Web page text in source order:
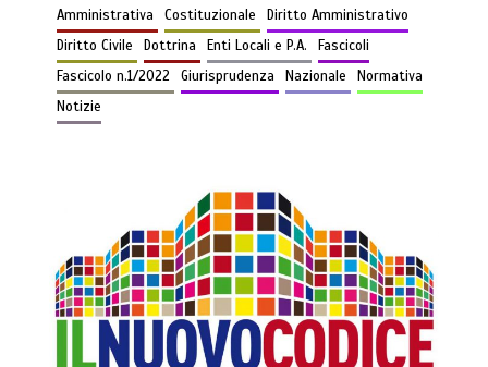
Amministrativa
Costituzionale
Diritto Amministrativo
Diritto Civile
Dottrina Enti Locali e P.A.
Fascicoli
Fascicolo n.1/2022
Giurisprudenza Nazionale
Normativa
Notizie